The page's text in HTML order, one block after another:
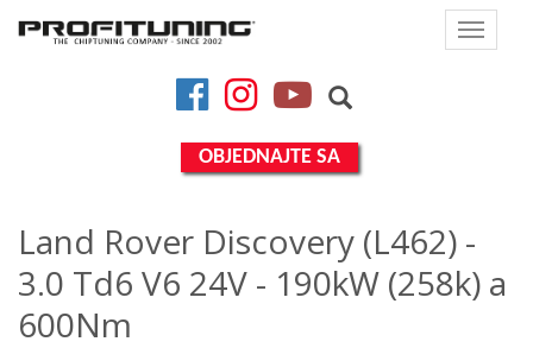
Toggle
FacebookInstagramYouTube
OBJEDNAJTE SA
Land Rover Discovery (L462) -
3.0 Td6 V6 24V - 190kW (258k) a
600Nm